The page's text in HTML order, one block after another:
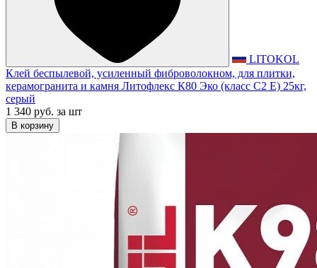
LITOKOL
Клей беспылевой, усиленный фиброволокном, для плитки,
керамогранита и камня Литофлекс К80 Эко (класс С2 Е) 25кг,
серый
1 340 руб. за шт
В корзину